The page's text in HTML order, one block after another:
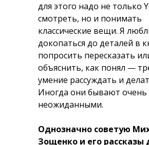
для этого надо не только
смотреть, но и понимать
классические вещи. Я
докопаться до деталей в
попросить пересказать
объяснить, как понял —
умение рассуждать и
Иногда они бывают очень
неожиданными.
Однозначно советую
Зощенко и его рассказы